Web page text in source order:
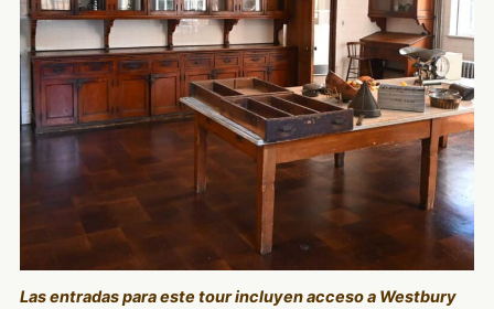
Las entradas para este tour incluyen acceso a Westbury